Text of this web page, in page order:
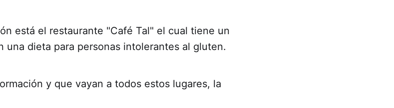
está el restaurante "Café Tal" el cual tiene un
una dieta para personas intolerantes al gluten.
y que vayan a todos estos lugares, la